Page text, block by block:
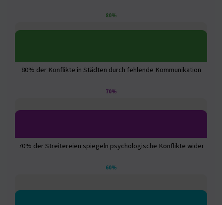
80%
80% der Konflikte in Städten durch fehlende Kommunikation
70%
70% der Streitereien spiegeln psychologische Konflikte wider
60%